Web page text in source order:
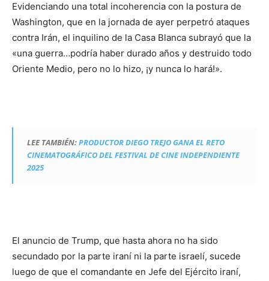
Evidenciando una total incoherencia con la postura de
Washington, que en la jornada de ayer perpetró ataques
contra Irán, el inquilino de la Casa Blanca subrayó que la
«una guerra…podría haber durado años y destruido todo
Oriente Medio, pero no lo hizo, ¡y nunca lo hará!».
LEE TAMBIÉN:PRODUCTOR DIEGO TREJO GANA EL RETO
CINEMATOGRÁFICO DEL FESTIVAL DE CINE INDEPENDIENTE
2025
El anuncio de Trump, que hasta ahora no ha sido
secundado por la parte iraní ni la parte israelí, sucede
luego de que el comandante en Jefe del Ejército iraní,